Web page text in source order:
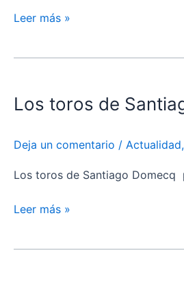
Leer más »
Los toros de
Deja un comentario / Actualidad,
Los toros de Santiago Domecq
de
Domecq para
Nimes
Leer más »